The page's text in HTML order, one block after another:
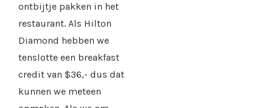
ontbijtje pakken in het
restaurant. Als Hilton
Diamond hebben we
tenslotte een breakfast
credit van $36,- dus dat
kunnen we meteen